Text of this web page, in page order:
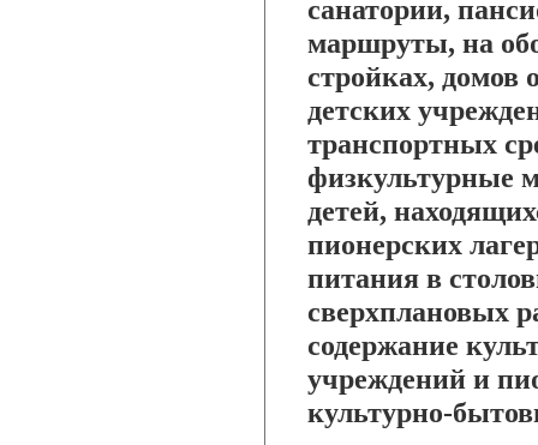
санатории,
маршруты, на
стройках, домов
детских
транспортных
физкультурные
детей,
пионерских
питания в
сверхплановых
содержание
учреждений и
культурно-